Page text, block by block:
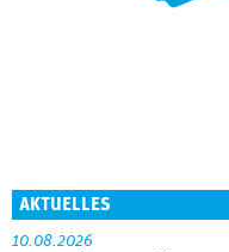
AKTUELLES
10.08.2026